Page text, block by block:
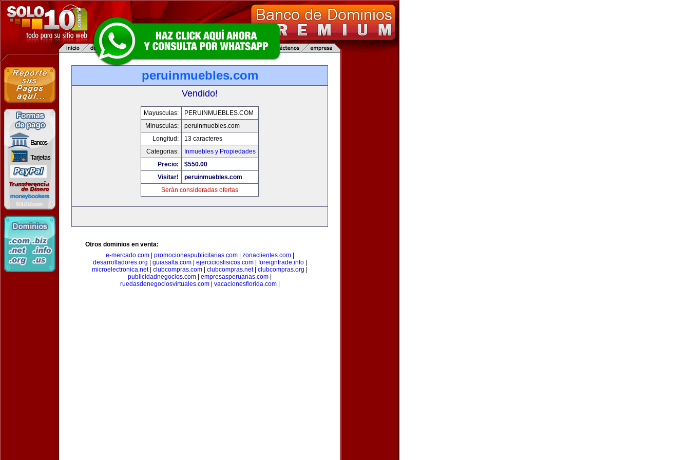
peruinmuebles.com
Vendido!
Mayusculas:
PERUINMUEBLES.COM
Minusculas:
peruinmuebles.com
Longitud:
13 caracteres
Categorias:
Inmuebles y Propiedades
Precio:
$550.00
Visitar!
peruinmuebles.com
Serán consideradas ofertas
Otros dominios en venta:
e-mercado.com| promocionespublicitarias.com| zonaclientes.com|
desarrolladores.org
guiasalta.com| ejerciciosfisicos.com| foreigntrade.info|
microelectronica.net| clubcompras.com clubcompras.net| clubcompras.org
publicidadnegocios.com
empresasperuanas.com
ruedasdenegociosvirtuales.com| vacacionesflorida.com|